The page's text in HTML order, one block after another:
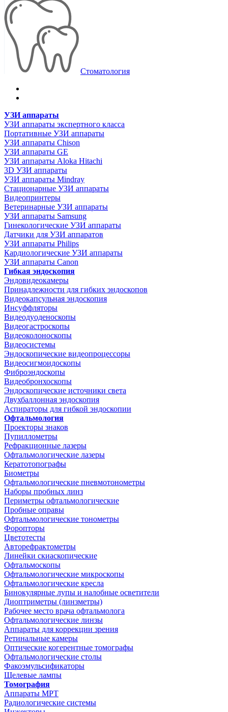
Стоматология
УЗИ аппараты
УЗИ аппараты экспертного класса
Портативные УЗИ аппараты
УЗИ аппараты Chison
УЗИ аппараты GE
УЗИ аппараты Aloka Hitachi
3D УЗИ аппараты
УЗИ аппараты Mindray
Стационарные УЗИ аппараты
Видеопринтеры
Ветеринарные УЗИ аппараты
УЗИ аппараты Samsung
Гинекологические УЗИ аппараты
Датчики для УЗИ аппаратов
УЗИ аппараты Philips
Кардиологические УЗИ аппараты
УЗИ аппараты Canon
Гибкая эндоскопия
Эндовидеокамеры
Принадлежности для гибких эндоскопов
Видеокапсульная эндоскопия
Инсуффляторы
Видеодуоденоскопы
Видеогастроскопы
Видеоколоноскопы
Видеосистемы
Эндоскопические видеопроцессоры
Видеосигмоидоскопы
Фиброэндоскопы
Видеобронхоскопы
Эндоскопические источники света
Двухбаллонная эндоскопия
Аспираторы для гибкой эндоскопии
Офтальмология
Проекторы знаков
Пупиллометры
Рефракционные лазеры
Офтальмологические лазеры
Кератотопографы
Биометры
Офтальмологические пневмотонометры
Наборы пробных линз
Периметры офтальмологические
Пробные оправы
Офтальмологические тонометры
Форопторы
Цветотесты
Авторефрактометры
Линейки скиаскопические
Офтальмоскопы
Офтальмологические микроскопы
Офтальмологические кресла
Бинокулярные лупы и налобные осветители
Диоптриметры (линзметры)
Рабочее место врача офтальмолога
Офтальмологические линзы
Аппараты для коррекции зрения
Ретинальные камеры
Оптические когерентные томографы
Офтальмологические столы
Факоэмульсификаторы
Щелевые лампы
Томография
Аппараты МРТ
Радиологические системы